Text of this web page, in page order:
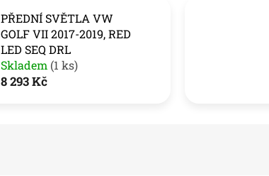
PŘEDNÍ SVĚTLA VW
GOLF VII 2017-2019, RED
LED SEQ DRL
Skladem (1 ks)
8 293 Kč